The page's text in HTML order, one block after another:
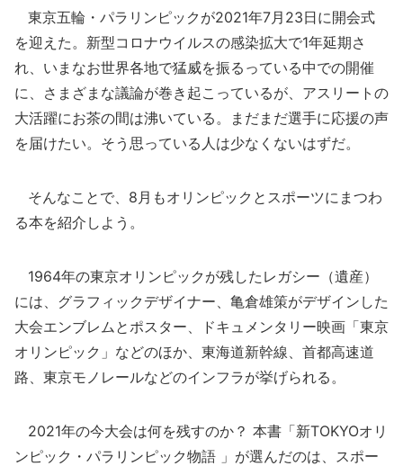
東京五輪・パラリンピックが2021年7月23日に開会式
を迎えた。新型コロナウイルスの感染拡大で1年延期さ
れ、いまなお世界各地で猛威を振るっている中での開催
に、さまざまな議論が巻き起こっているが、アスリートの
大活躍にお茶の間は沸いている。まだまだ選手に応援の声
を届けたい。そう思っている人は少なくないはずだ。
そんなことで、8月もオリンピックとスポーツにまつわ
る本を紹介しよう。
1964年の東京オリンピックが残したレガシー（遺産）
には、グラフィックデザイナー、亀倉雄策がデザインした
大会エンブレムとポスター、ドキュメンタリー映画「東京
オリンピック」などのほか、東海道新幹線、首都高速道
路、東京モノレールなどのインフラが挙げられる。
2021年の今大会は何を残すのか？ 本書「新TOKYOオリ
ンピック・パラリンピック物語 」が選んだのは、スポー